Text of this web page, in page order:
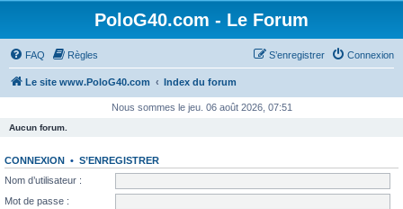
PoloG40.com - Le Forum
FAQ Règles Connexion
S’enregistrer
Le site www.PoloG40.com Index du forum
Nous sommes le jeu. 06 août 2026, 07:51
Aucun forum.
CONNEXION • S’ENREGISTRER
Nom d’utilisateur :
Mot de passe :